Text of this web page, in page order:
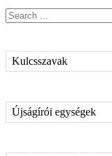
Kulcsszavak
Újságírói egységek